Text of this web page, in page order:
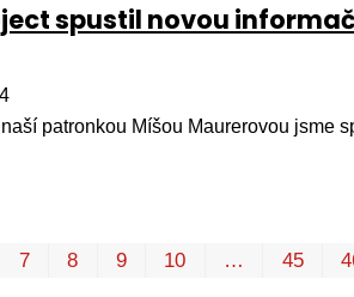
spustil novou
patronkou Míšou Maurerovou jsme
7 8 9 10 … 45